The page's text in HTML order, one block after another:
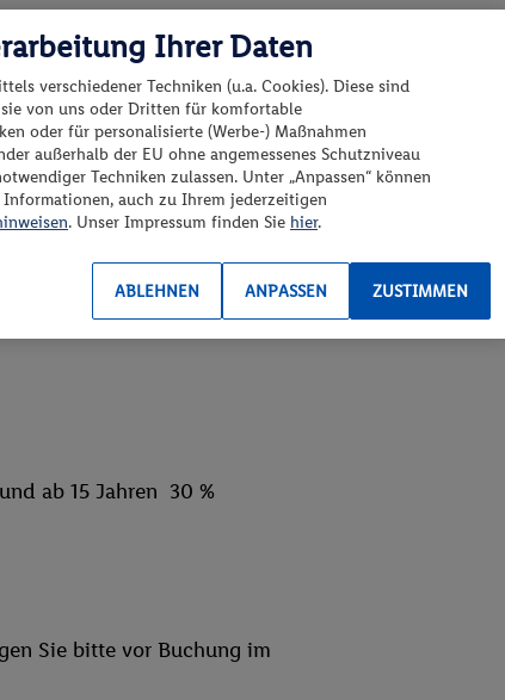
ab 15 Jahren 30 %
Sie bitte vor Buchung im
Ihrer Daten
verschiedener Techniken (u.a. Cookies). Diese sind
von uns oder Dritten für komfortable
oder für personalisierte (Werbe-) Maßnahmen
außerhalb der EU ohne angemessenes Schutzniveau
Techniken zulassen. Unter „Anpassen“ können
Informationen, auch zu Ihrem jederzeitigen
. Unser Impressum finden Sie hier.
ZUSTIMMEN
ANPASSEN
ABLEHNEN